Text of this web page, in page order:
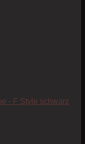
- F Style schwarz